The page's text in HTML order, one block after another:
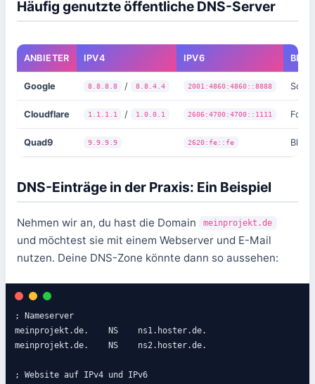
Häufig genutzte öffentliche DNS-Server
ANBIETER IPV4 IPV6
Google 8.8.8.8 / 8.8.4.4 2001:4860:4860::8888
Cloudflare 1.1.1.1 / 1.0.0.1 2606:4700:4700::1111
Quad9 9.9.9.9 2620:fe::fe
DNS-Einträge in der Praxis: Ein Beispiel
Nehmen wir an, du hast die Domain meinprojekt.de
und möchtest sie mit einem Webserver und E-Mail
nutzen. Deine DNS-Zone könnte dann so aussehen:
; Nameserver
meinprojekt.de.    NS    ns1.hoster.de.
meinprojekt.de.    NS    ns2.hoster.de.
; Website auf IPv4 und IPv6